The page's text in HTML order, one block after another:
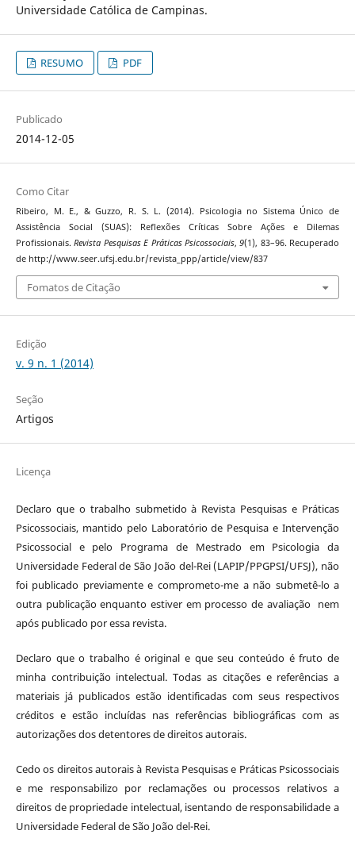
Universidade Católica de Campinas.
RESUMO PDF
Publicado
2014-12-05
Como Citar
Ribeiro, M. E., & Guzzo, R. S. L. (2014). Psicologia no Sistema Único de
Assistência Social (SUAS): Reflexões Críticas Sobre Ações e Dilemas
Profissionais.Revista Pesquisas E Práticas Psicossociais,9(1), 83–96. Recuperado
de http://www.seer.ufsj.edu.br/revista_ppp/article/view/837
Fomatos de Citação
Edição
v. 9 n. 1 (2014)
Seção
Artigos
Licença
Declaro que o trabalho submetido à Revista Pesquisas e Práticas
Psicossociais, mantido pelo Laboratório de Pesquisa e Intervenção
Psicossocial e pelo Programa de Mestrado em Psicologia da
Universidade Federal de São João del-Rei (LAPIP/PPGPSI/UFSJ), não
foi publicado previamente e comprometo-me a não submetê-lo a
outra publicação enquanto estiver em processo de avaliação nem
após publicado por essa revista.
Declaro que o trabalho é original e que seu conteúdo é fruto de
minha contribuição intelectual. Todas as citações e referências a
materiais já publicados estão identificadas com seus respectivos
créditos e estão incluídas nas referências bibliográficas com as
autorizações dos detentores de direitos autorais.
Cedo os direitos autorais à Revista Pesquisas e Práticas Psicossociais
e me responsabilizo por reclamações ou processos relativos a
direitos de propriedade intelectual, isentando de responsabilidade a
Universidade Federal de São João del-Rei.